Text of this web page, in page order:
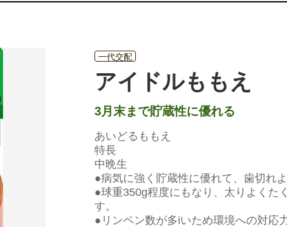
一代交配
アイドルももえ
3月末まで貯蔵性に優れる
あいどるももえ
特長
中晩生
●病気に強く貯蔵性に優れて、歯切れ
●球重350g程度にもなり、太りよくた
す。
●リンペン数が多iいため環境への対応